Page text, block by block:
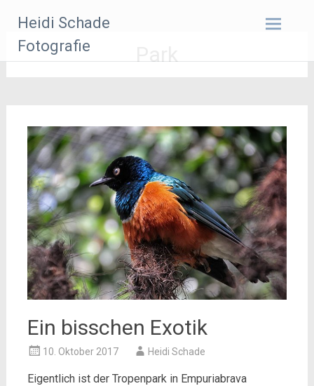
Inhalt
springen
Heidi Schade
Fotografie
Park
Ein bisschen Exotik
10. Oktober 2017 Heidi Schade
Eigentlich ist der Tropenpark in Empuriabrava